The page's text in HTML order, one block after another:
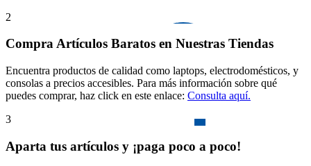
2
Compra Artículos Baratos en Nuestras Tiendas
Encuentra productos de calidad como laptops, electrodomésticos, y
consolas a precios accesibles. Para más información sobre qué
puedes comprar, haz click en este enlace: Consulta aquí.
3
Aparta tus artículos y ¡paga poco a poco!